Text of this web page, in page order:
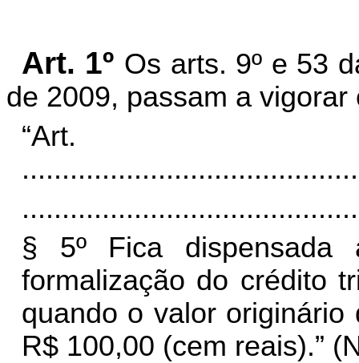
Art. 1º Os arts. 9º e 53
de 2009, passam a
§ 5º Fica dispensada
formalização do crédito
quando o valor
R$ 100,00 (cem reais).”